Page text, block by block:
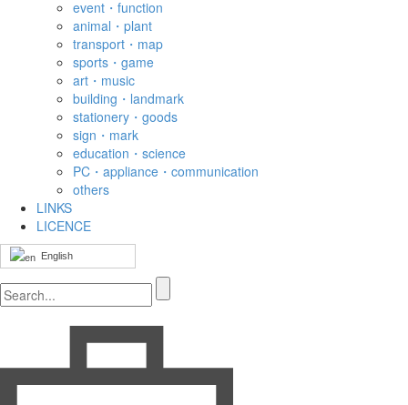
event・function
animal・plant
transport・map
sports・game
art・music
building・landmark
stationery・goods
sign・mark
education・science
PC・appliance・communication
others
LINKS
LICENCE
English